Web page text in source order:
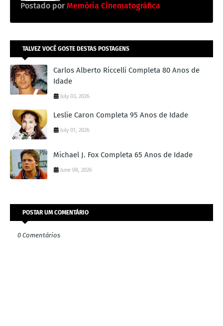
Postado por Memória Cinematográfica
TALVEZ VOCÊ GOSTE DESTAS POSTAGENS
Carlos Alberto Riccelli Completa 80 Anos de
Idade
July 03, 2026
Leslie Caron Completa 95 Anos de Idade
July 01, 2026
Michael J. Fox Completa 65 Anos de Idade
June 08, 2026
POSTAR UM COMENTÁRIO
0 Comentários